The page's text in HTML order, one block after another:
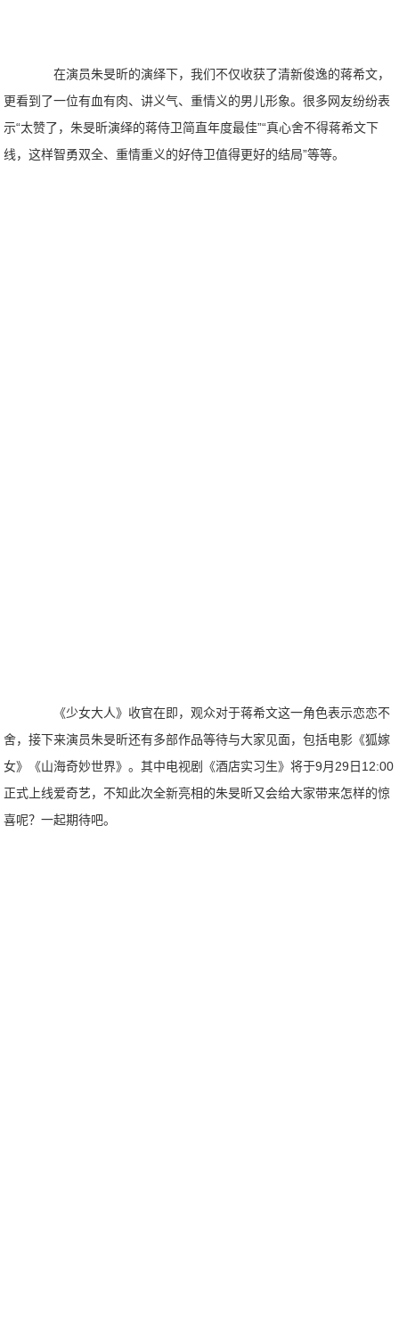
在演员朱旻昕的演绎下，我们不仅收获了清新俊逸的蒋希文，
更看到了一位有血有肉、讲义气、重情义的男儿形象。很多网友纷纷表
示“太赞了，朱旻昕演绎的蒋侍卫简直年度最佳”“真心舍不得蒋希文下
线，这样智勇双全、重情重义的好侍卫值得更好的结局”等等。
《少女大人》收官在即，观众对于蒋希文这一角色表示恋恋不
舍，接下来演员朱旻昕还有多部作品等待与大家见面，包括电影《狐嫁
女》《山海奇妙世界》。其中电视剧《酒店实习生》将于9月29日12:00
正式上线爱奇艺，不知此次全新亮相的朱旻昕又会给大家带来怎样的惊
喜呢？一起期待吧。